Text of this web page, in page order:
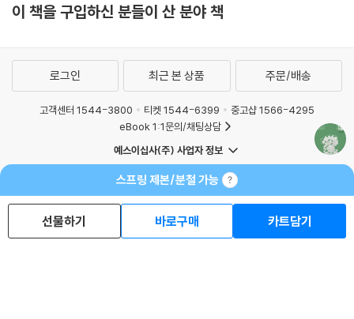
이 책을 구입하신 분들이 산 분야 책
스프링 제본/분철 가능
선물하기 바로구매 카트담기
로그인 최근 본 상품 주문/배송
고객센터 1544-3800 티켓 1544-6399
중고샵 1566-4295
eBook 1:1문의/채팅상담
예스이십사(주) 사업자 정보
개인정보처리방침
청소년보호정책
회사소개
거래처관계자께
도서홍보
광고
Copyright © YES24 Corp. All Rights Reserved.
MATOM8